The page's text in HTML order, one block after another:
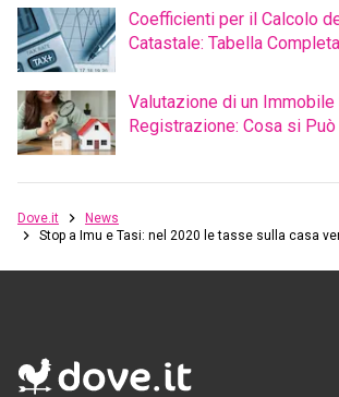
Coefficienti per il Calcolo
Catastale: Tabella Completa
Valutazione di un Immobile
Registrazione: Cosa si
Dove.it
News
Stop a Imu e Tasi: nel 2020 le tasse sulla casa